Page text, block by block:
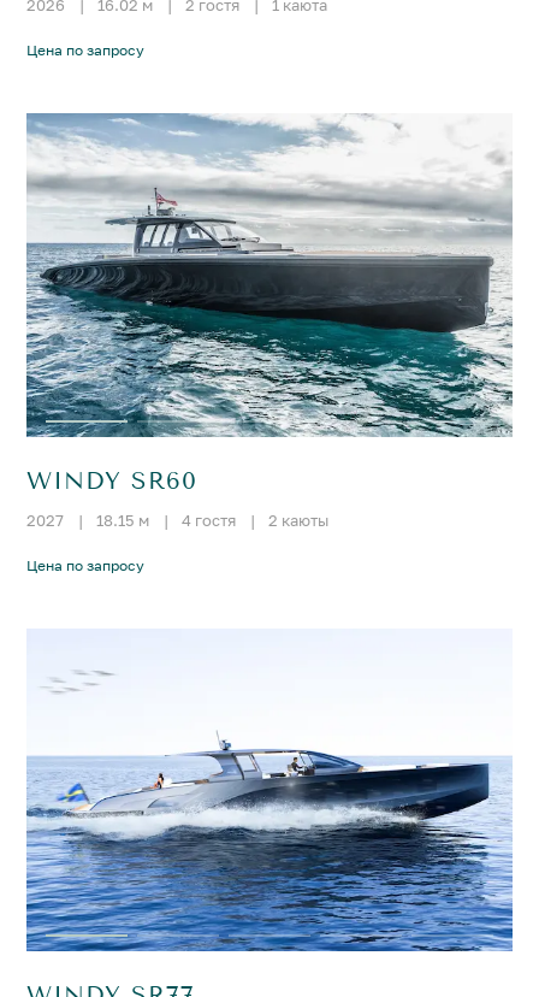
2026 | 16.02 м | 2 гостя | 1 каюта
Цена по запросу
WINDY SR60
2027 | 18.15 м | 4 гостя | 2 каюты
Цена по запросу